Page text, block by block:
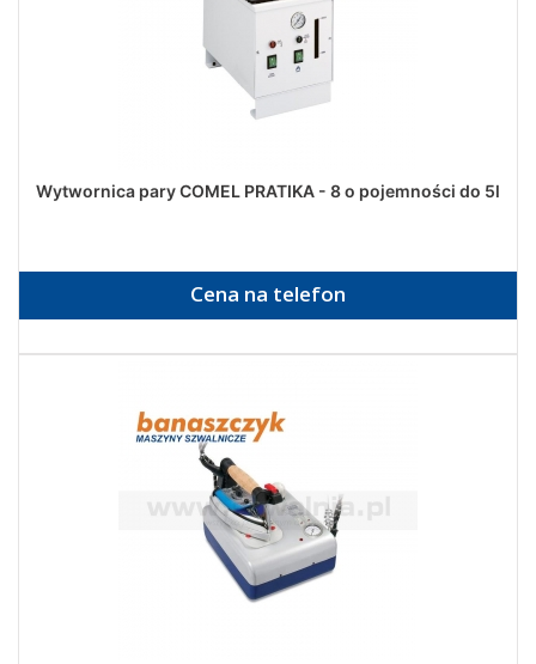
Wytwornica pary COMEL PRATIKA - 8 o pojemności do 5l
Cena na telefon